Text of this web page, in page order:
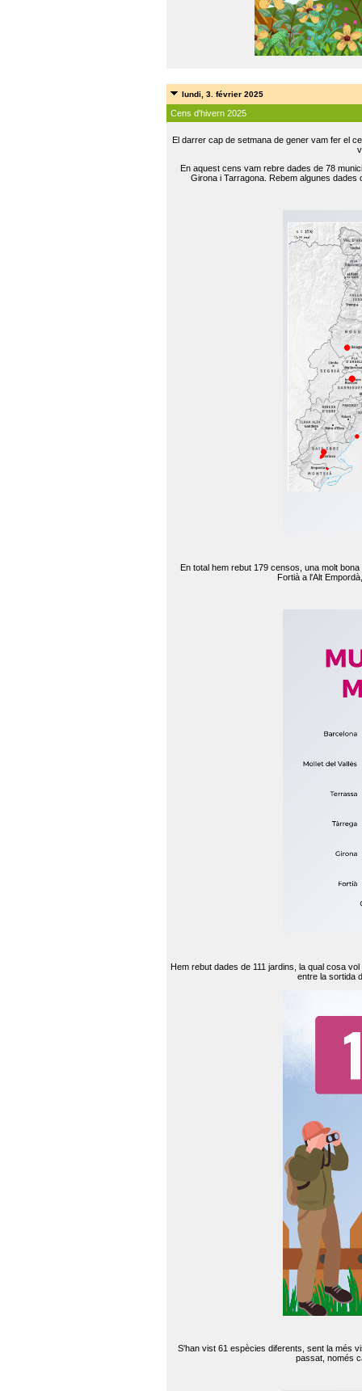
lundi, 3. février 2025
Cens d'hivern 2025
El darrer cap de setmana de gener vam fer el
En aquest cens vam rebre dades de 78
Girona i Tarragona. Rebem algunes
En total hem rebut 179 censos, una molt
Fortià a l'Alt
Hem rebut dades de 111 jardins, la qual cosa
entre la sortida
S'han vist 61 espècies diferents, sent la més
passat, només